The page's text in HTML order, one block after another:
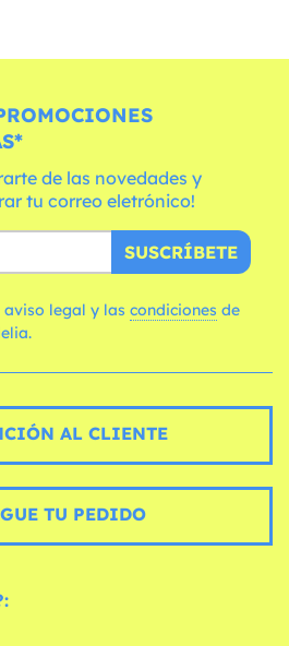
de las novedades y
tu correo eletrónico!
SUSCRÍBETE
aviso legal y las condiciones
AL CLIENTE
TU PEDIDO